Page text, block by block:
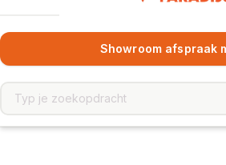
Showroom afspraak